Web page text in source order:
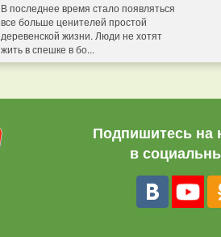
В последнее время стало появляться
все больше ценителей простой
деревенской жизни. Люди не хотят
жить в спешке в бо...
Подпишитесь на
в